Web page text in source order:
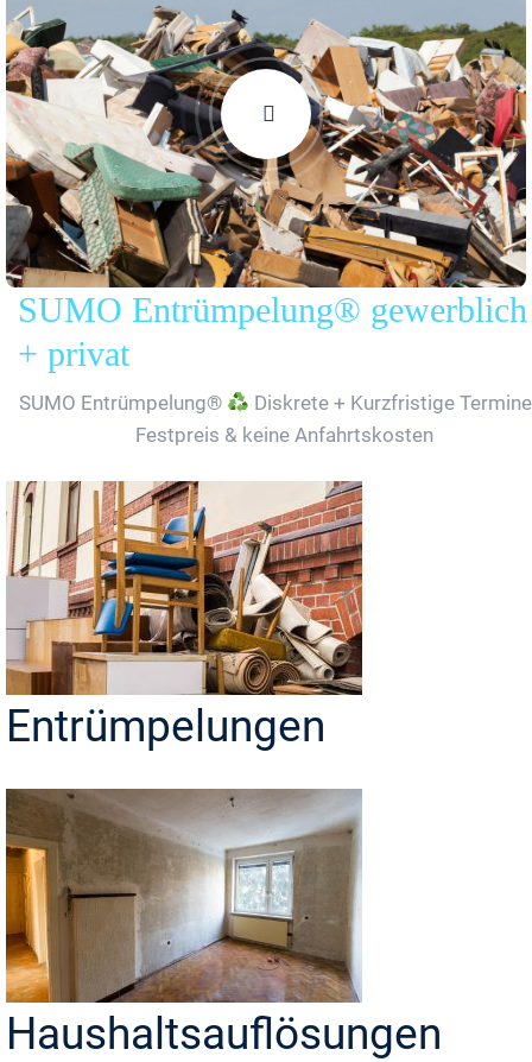
SUMO Entrümpelung® gewerblich
+ privat
SUMO Entrümpelung®
Diskrete + Kurzfristige
Festpreis & keine Anfahrtskosten
Entrümpelungen
Haushaltsauflösungen